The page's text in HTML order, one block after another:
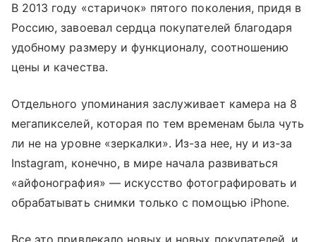
В 2013 году «старичок» пятого поколения, придя в
Россию, завоевал сердца покупателей благодаря
удобному размеру и функционалу, соотношению
цены и качества.
Отдельного упоминания заслуживает камера на 8
мегапикселей, которая по тем временам была чуть
ли не на уровне «зеркалки». Из-за нее, ну и из-за
Instagram, конечно, в мире начала развиваться
«айфонография» — искусство фотографировать и
обрабатывать снимки только с помощью iPhone.
Все это привлекало новых и новых покупателей, и